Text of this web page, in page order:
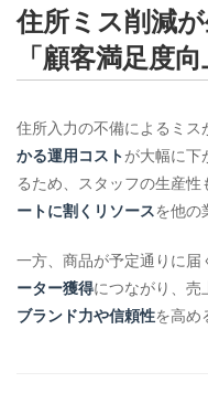
住所ミス削減
「顧客満足度
住所入力の不備によるミス
かる運用コストが大幅に下
るため、スタッフの生産性
ートに割くリソースを他の
一方、商品が予定通りに届
ーター獲得につながり、売
ブランド力や信頼性を高め